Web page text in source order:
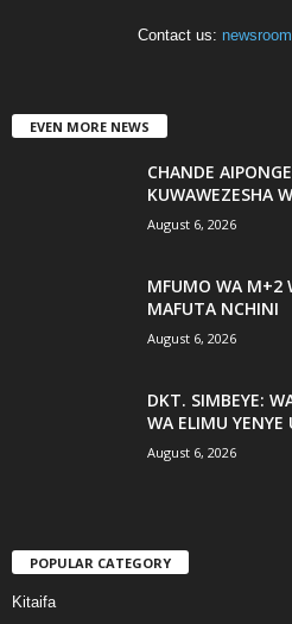
Contact us:
EVEN MORE NEWS
CHANDE
KUWAWEZESHA
August 6, 2026
MFUMO WA M+2
MAFUTA NCHINI
August 6, 2026
DKT. SIMBEYE:
WA ELIMU YENYE
August 6, 2026
POPULAR CATEGORY
Kitaifa